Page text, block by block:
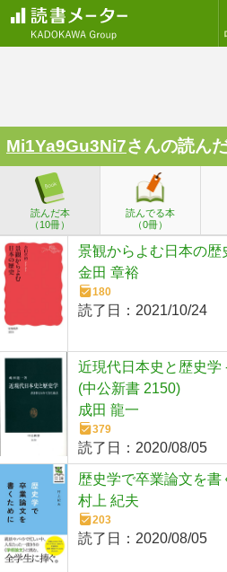
Mi1Ya9Gu3Ni7さんの読ん
読んだ本
（10冊）
読んでる本
（0冊）
景観からよむ日本の歴
金田 章裕
180
読了日： 2021/10/24
近現代日本史と歴史学
(中公新書 2150)
成田 龍一
379
読了日： 2020/08/05
歴史学で卒業論文を書
村上 紀夫
203
読了日： 2020/08/05